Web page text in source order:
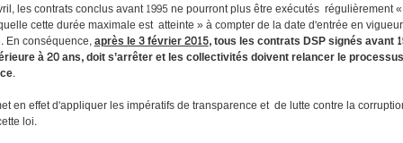
les contrats conclus avant 1995 ne pourront plus être exécutés régulièrement
cette durée maximale est atteinte » à compter de la date d'entrée en
En conséquence,après le 3 février 2015, tous les contrats DSP signés avant
à 20 ans, doit s’arrêter et les collectivités doivent relancer le
.
en effet d'appliquer les impératifs de transparence et de lutte contre la
loi.